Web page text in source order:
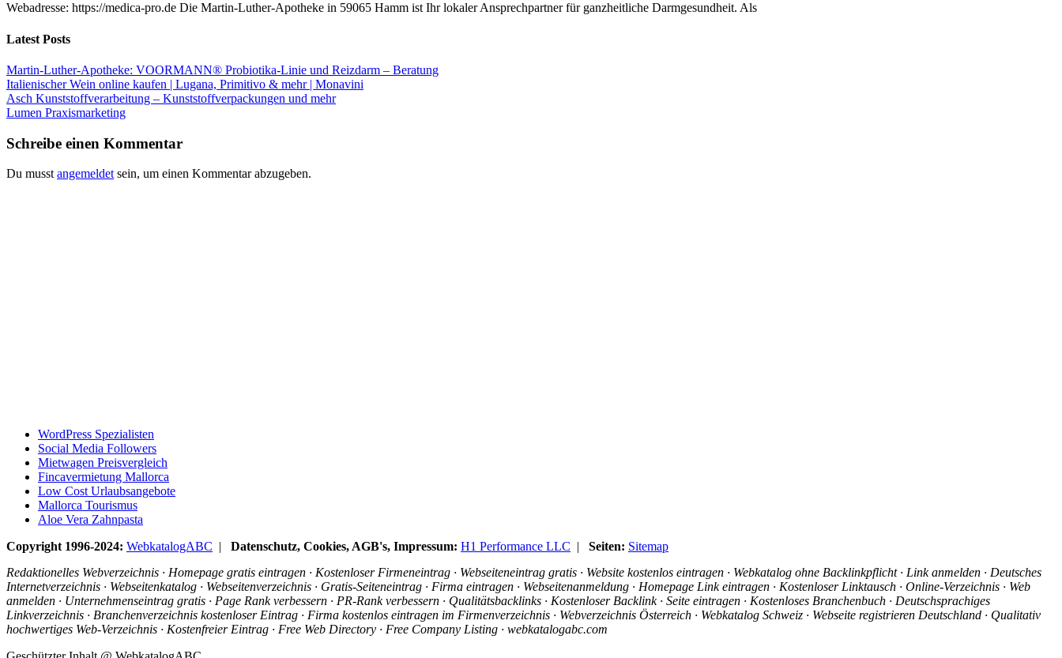
Webadresse: https://medica-pro.de Die Martin-Luther-Apotheke in 59065 Hamm ist Ihr lokaler Ansprechpartner für ganzheitliche Darmgesundheit. Als
Latest Posts
Martin-Luther-Apotheke: VOORMANN® Probiotika-Linie und Reizdarm – Beratung
Italienischer Wein online kaufen | Lugana, Primitivo & mehr | Monavini
Asch Kunststoffverarbeitung – Kunststoffverpackungen und mehr
Lumen Praxismarketing
Schreibe einen Kommentar
Du musst angemeldet sein, um einen Kommentar abzugeben.
WordPress Spezialisten
Social Media Followers
Mietwagen Preisvergleich
Fincavermietung Mallorca
Low Cost Urlaubsangebote
Mallorca Tourismus
Aloe Vera Zahnpasta
Copyright 1996-2024: WebkatalogABC | Datenschutz, Cookies, AGB's, Impressum: H1 Performance LLC | Seiten: Sitemap
Redaktionelles Webverzeichnis · Homepage gratis eintragen · Kostenloser Firmeneintrag · Webseiteneintrag gratis · Website kostenlos eintragen · Webkatalog ohne Backlinkpflicht · Link anmelden · Deutsches
Internetverzeichnis · Webseitenkatalog · Webseitenverzeichnis · Gratis-Seiteneintrag · Firma eintragen · Webseitenanmeldung · Homepage Link eintragen · Kostenloser Linktausch · Online-Verzeichnis · Web
anmelden · Unternehmenseintrag gratis · Page Rank verbessern · PR-Rank verbessern · Qualitätsbacklinks · Kostenloser Backlink · Seite eintragen · Kostenloses Branchenbuch · Deutschsprachiges
Linkverzeichnis · Branchenverzeichnis kostenloser Eintrag · Firma kostenlos eintragen im Firmenverzeichnis · Webverzeichnis Österreich · Webkatalog Schweiz · Webseite registrieren Deutschland · Qualitativ
hochwertiges Web-Verzeichnis · Kostenfreier Eintrag · Free Web Directory · Free Company Listing · webkatalogabc.com